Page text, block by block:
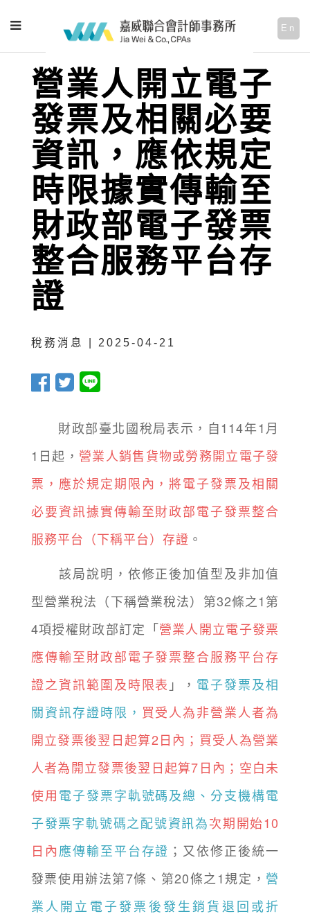
En
營業人開立電子
發票及相關必要
資訊，應依規定
時限據實傳輸至
財政部電子發票
整合服務平台存
證
稅務消息 | 2025-04-21
財政部臺北國稅局表示，自114年1月
1日起， 營業人銷售貨物或勞務開立電子發
票，應於規定期限內，將電子發票及相關
必要資訊據實傳輸至財政部電子發票整合
服務平台（下稱平台）存證 。
該局說明，依修正後加值型及非加值
型營業稅法（下稱營業稅法）第32條之1第
4項授權財政部訂定「營業人開立電子發票
應傳輸至財政部電子發票整合服務平台存
證之資訊範圍及時限表 」， 電子發票及相
關資訊存證時限， 買受人為非營業人者為
開立發票後翌日起算2日內；買受人為營業
人者為開立發票後翌日起算7日內；空白未
使用電子發票字軌號碼及總、分支機構電
子發票字軌號碼之配號資訊為次期開始10
日內應傳輸至平台存證 ；又依修正後統一
發票使用辦法第7條、第20條之1規定， 營
業人開立電子發票後發生銷貨退回或折